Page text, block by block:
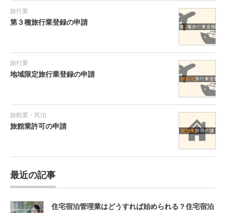
旅行業
第３種旅行業登録の申請
旅行業
地域限定旅行業登録の申請
旅館業・民泊
旅館業許可の申請
最近の記事
住宅宿泊管理業はどうすれば始められる？住宅宿泊